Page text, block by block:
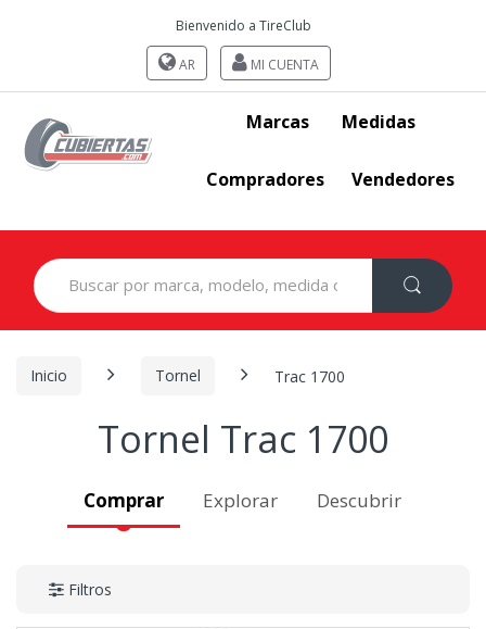
Bienvenido a TireClub
AR MI CUENTA
Marcas Medidas
Compradores Vendedores
Search
for:
Inicio Tornel Trac 1700
Tornel Trac 1700
Comprar Explorar Descubrir
Filtros